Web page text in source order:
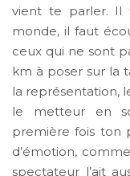
vient te parler. Il
monde, il faut
ceux qui ne sont
km à poser sur la
la représentation,
le metteur en
première fois ton
d’émotion,
spectateur l’ait